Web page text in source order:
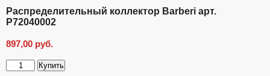
Распределительный коллектор Barberi арт.
P72040002
897,00 руб.
Купить